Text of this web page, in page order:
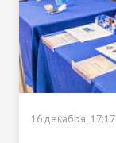
16 декабря, 17:17